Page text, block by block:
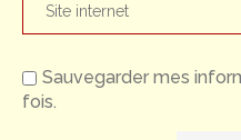
Sauvegarder mes
fois.